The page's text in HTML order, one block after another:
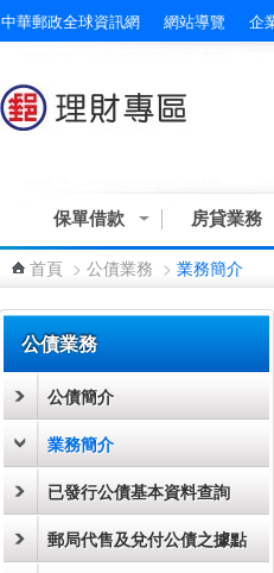
中華郵政全球資訊網 網站導覽 企
保單借款 房貸業務
首頁 > 公債業務 > 業務簡介
公債業務
公債簡介
業務簡介
已發行公債基本資料查詢
郵局代售及兌付公債之據點